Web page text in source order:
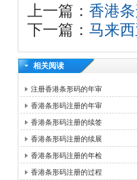
上一篇： 香港
下一篇： 马来
相关阅读
注册香港条形码的年审
香港条形码注册的年审
香港条形码注册的续签
香港条形码注册的续展
香港条形码注册的年检
香港条形码注册的过程